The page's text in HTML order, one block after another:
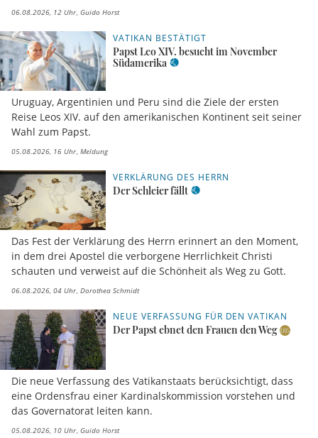
06.08.2026, 12 Uhr Guido Horst
VATIKAN BESTÄTIGT
Papst Leo XIV. besucht im November
Südamerika
Uruguay, Argentinien und Peru sind die Ziele der ersten
Reise Leos XIV. auf den amerikanischen Kontinent seit seiner
Wahl zum Papst.
05.08.2026, 16 Uhr Meldung
VERKLÄRUNG DES HERRN
Der Schleier fällt
Das Fest der Verklärung des Herrn erinnert an den Moment,
in dem drei Apostel die verborgene Herrlichkeit Christi
schauten und verweist auf die Schönheit als Weg zu Gott.
06.08.2026, 04 Uhr Dorothea Schmidt
NEUE VERFASSUNG FÜR DEN VATIKAN
Der Papst ebnet den Frauen den Weg
Die neue Verfassung des Vatikanstaats berücksichtigt, dass
eine Ordensfrau einer Kardinalskommission vorstehen und
das Governatorat leiten kann.
05.08.2026, 10 Uhr Guido Horst